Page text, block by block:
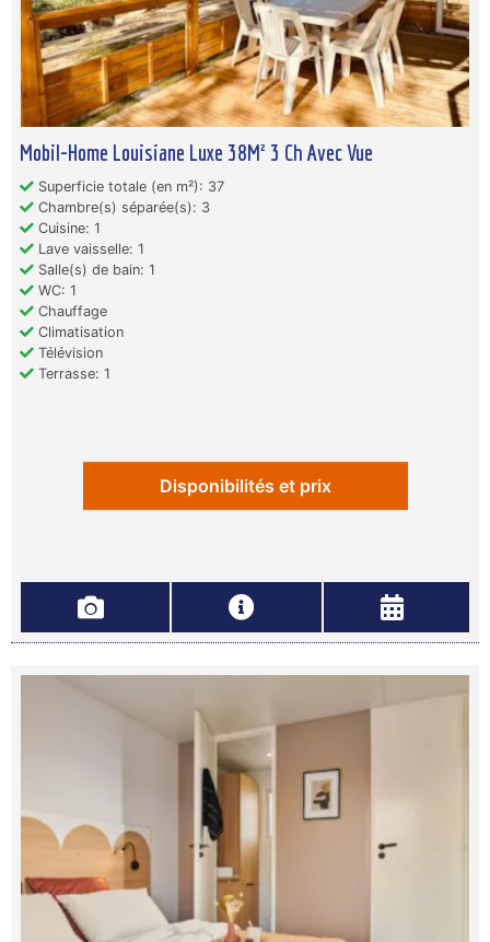
Mobil-Home Louisiane Luxe 38M² 3 Ch Avec Vue
Superficie totale (en m²): 37
Chambre(s) séparée(s): 3
Cuisine: 1
Lave vaisselle: 1
Salle(s) de bain: 1
WC: 1
Chauffage
Climatisation
Télévision
Terrasse: 1
Disponibilités et prix